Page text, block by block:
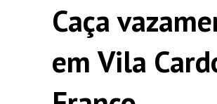
Caça
em Vila